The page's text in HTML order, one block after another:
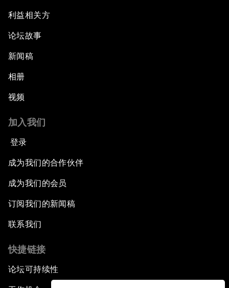
利益相关方
论坛故事
新闻稿
相册
视频
加入我们
登录
成为我们的合作伙伴
成为我们的会员
订阅我们的新闻稿
联系我们
快捷链接
论坛可持续性